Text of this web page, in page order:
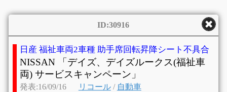
ID:30916
日産 福祉車両2車種 助手席回転昇降シート不具合
NISSAN 「デイズ、デイズルークス(福祉車
両) サービスキャンペーン」
発表:16/09/16 リコール/ 自動車